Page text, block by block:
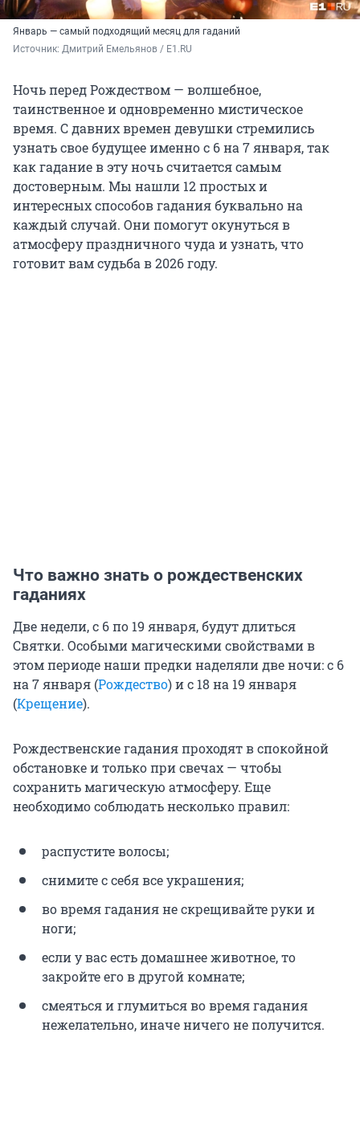
Январь — самый подходящий месяц для гаданий
Источник: Дмитрий Емельянов / E1.RU
Ночь перед Рождеством — волшебное,
таинственное и одновременно мистическое
время. С давних времен девушки стремились
узнать свое будущее именно с 6 на 7 января, так
как гадание в эту ночь считается самым
достоверным. Мы нашли 12 простых и
интересных способов гадания буквально на
каждый случай. Они помогут окунуться в
атмосферу праздничного чуда и узнать, что
готовит вам судьба в 2026 году.
Что важно знать о рождественских
гаданиях
Две недели, с 6 по 19 января, будут длиться
Святки. Особыми магическими свойствами в
этом периоде наши предки наделяли две ночи: с 6
на 7 января (Рождество) и с 18 на 19 января
(Крещение).
Рождественские гадания проходят в спокойной
обстановке и только при свечах — чтобы
сохранить магическую атмосферу. Еще
необходимо соблюдать несколько правил:
распустите волосы;
снимите с себя все украшения;
во время гадания не скрещивайте руки и
ноги;
если у вас есть домашнее животное, то
закройте его в другой комнате;
смеяться и глумиться во время гадания
нежелательно, иначе ничего не получится.